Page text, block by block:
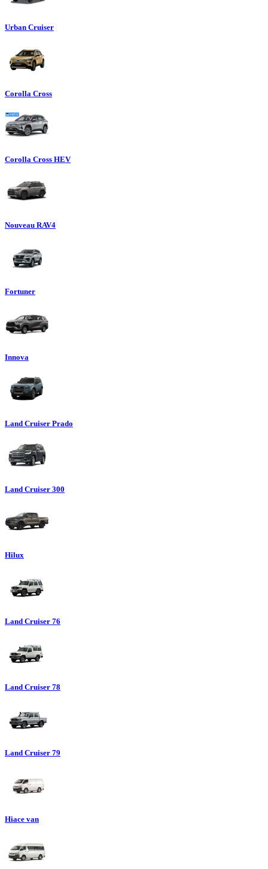
Urban Cruiser
Corolla Cross
Corolla Cross HEV
Nouveau RAV4
Fortuner
Innova
Land Cruiser Prado
Land Cruiser 300
Hilux
Land Cruiser 76
Land Cruiser 78
Land Cruiser 79
Hiace van